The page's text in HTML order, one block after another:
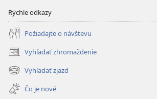
Rýchle odkazy
Požiadajte o návštevu
Vyhľadať zhromaždenie
(otvorí
nové
okno)
Vyhľadať zjazd
(otvorí
nové
okno)
Čo je nové